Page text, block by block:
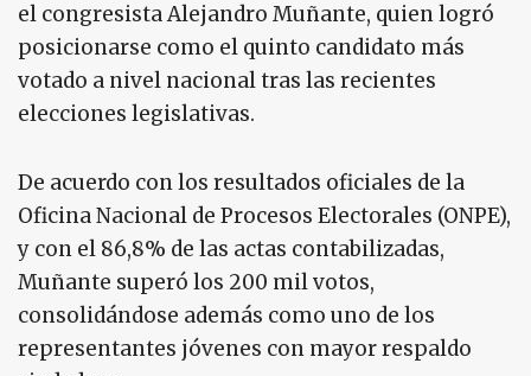
el congresista Alejandro Muñante, quien logró
posicionarse como el quinto candidato más
votado a nivel nacional tras las recientes
elecciones legislativas.
De acuerdo con los resultados oficiales de la
Oficina Nacional de Procesos Electorales (ONPE),
y con el 86,8% de las actas contabilizadas,
Muñante superó los 200 mil votos,
consolidándose además como uno de los
representantes jóvenes con mayor respaldo